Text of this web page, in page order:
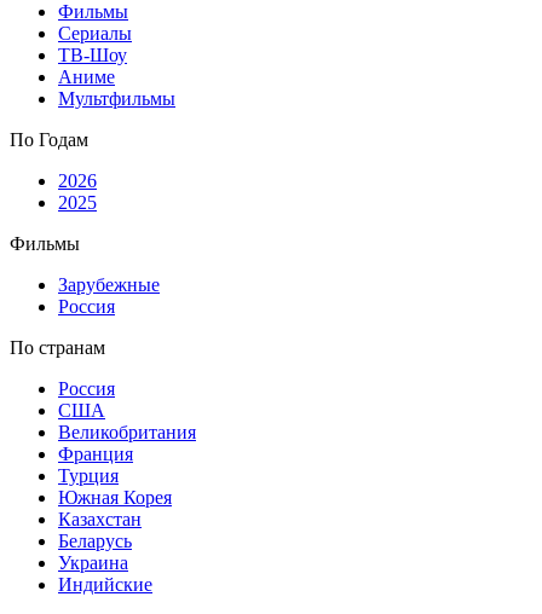
Фильмы
Сериалы
ТВ-Шоу
Аниме
Мультфильмы
По Годам
2026
2025
Фильмы
Зарубежные
Россия
По странам
Россия
США
Великобритания
Франция
Турция
Южная Корея
Казахстан
Беларусь
Украина
Индийские